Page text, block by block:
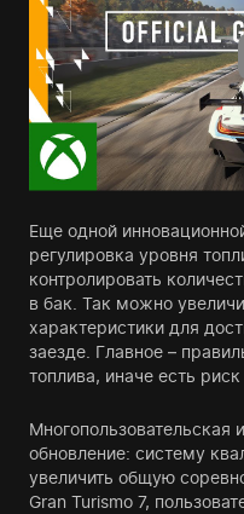
Еще одной
регулировка уровня
контролировать
в бак. Так можно
характеристики для
заезде. Главное –
топлива, иначе есть
Многопользовательская
обновление: систему
увеличить общую
Gran Turismo 7,